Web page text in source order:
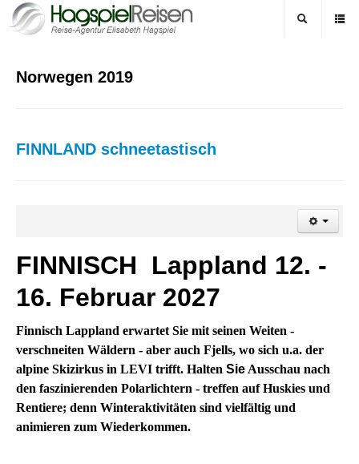
Norwegen 2019
FINNLAND schneetastisch
FINNISCH Lappland 12. -
16. Februar 2027
Finnisch Lappland erwartet Sie mit seinen Weiten -
verschneiten Wäldern - aber auch Fjells, wo sich u.a. der
alpine Skizirkus in LEVI trifft. Halten Sie Ausschau nach
den faszinierenden Polarlichtern - treffen auf Huskies und
Rentiere; denn Winteraktivitäten sind vielfältig und
animieren zum Wiederkommen.